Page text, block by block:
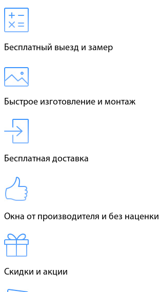
Бесплатный выезд и замер
Быстрое изготовление и монтаж
Бесплатная доставка
Окна от производителя и без наценки
Скидки и акции